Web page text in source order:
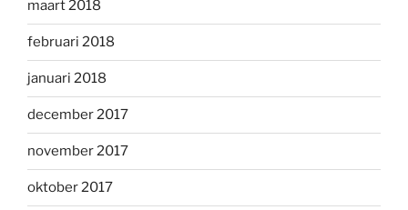
maart 2018
februari 2018
januari 2018
december 2017
november 2017
oktober 2017